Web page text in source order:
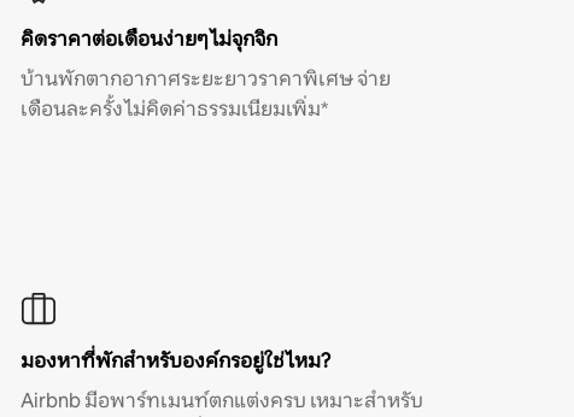
คิดราคาต่อเดือนง่ายๆ ไม่จุกจิก
บ้านพักตากอากาศระยะยาวราคาพิเศษ จ่าย
เดือนละครั้ง ไม่คิดค่าธรรมเนียมเพิ่ม*
มองหาที่พักสำหรับองค์กรอยู่ใช่ไหม?
Airbnb มีอพาร์ทเมนท์ตกแต่งครบ เหมาะสำหรับ